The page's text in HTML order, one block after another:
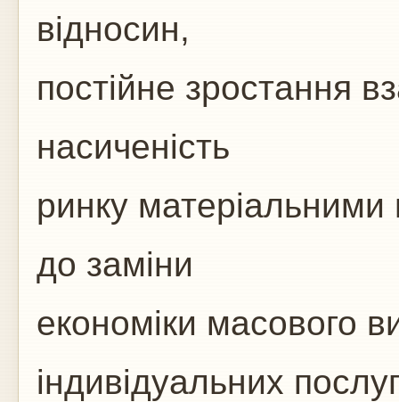
відносин,
постійне зростання
насиченість
ринку
до заміни
економіки масового
індивідуальних